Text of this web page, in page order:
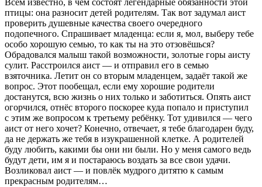
Всем известно, в чём состоят легендарные обязанности этой
птицы: она разносит детей родителям. Так вот задумал аист
проверить душевные качества своего очередного
подопечного. Спрашивает младенца: если я, мол, выберу тебе
особо хорошую семью, то как ты на это отзовёшься?
Обрадовался малыш такой возможности, золотые горы аисту
сулит. Расстроился аист — и отправил его в семью
взяточника. Летит он со вторым младенцем, задаёт такой же
вопрос. Этот пообещал, если ему хорошие родители
достанутся, всю жизнь о них только и заботиться. Опять аист
огорчился, отнёс второго поскорее куда попало и приступил
с этим же вопросом к третьему ребёнку. Тот удивился — чего
аист от него хочет? Конечно, отвечает, я тебе благодарен буду,
да не держать же тебя в изукрашенной клетке. А родителей
буду любить, какими бы они ни были. Но у меня самого ведь
будут дети, им я и постараюсь воздать за все свои удачи.
Возликовал аист — и повлёк мудрого дитятю к самым
прекрасным родителям…